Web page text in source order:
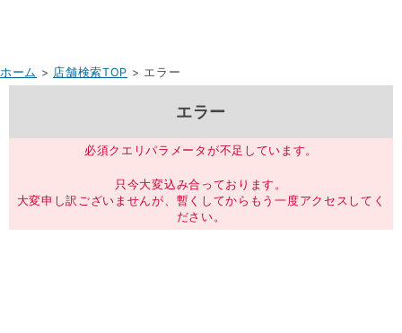
ホーム > 店舗検索TOP > エラー
エラー
必須クエリパラメータが不足しています。
只今大変込み合っております。
大変申し訳ございませんが、暫くしてからもう一度アクセスしてく
ださい。